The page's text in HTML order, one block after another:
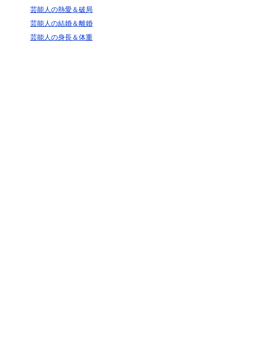
芸能人の熱愛＆破局
芸能人の結婚＆離婚
芸能人の身長＆体重